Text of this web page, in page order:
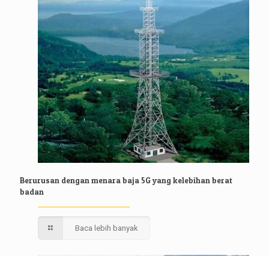
Berurusan dengan menara baja 5G yang kelebihan berat
badan
Baca lebih banyak